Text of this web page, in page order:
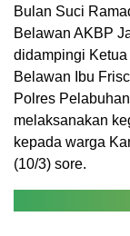
Bulan Suci
Belawan AKBP
didampingi
Belawan Ibu
Polres
melaksanakan
kepada warga
(10/3) sore.